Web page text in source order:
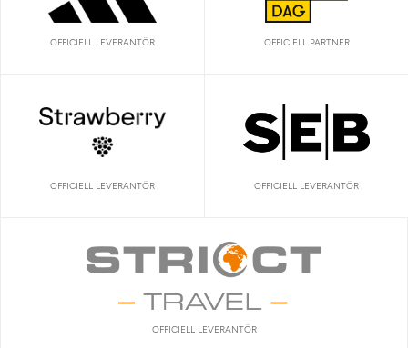
OFFICIELL LEVERANTÖR OFFICIELL PARTNER
OFFICIELL LEVERANTÖR OFFICIELL LEVERANTÖR
OFFICIELL LEVERANTÖR